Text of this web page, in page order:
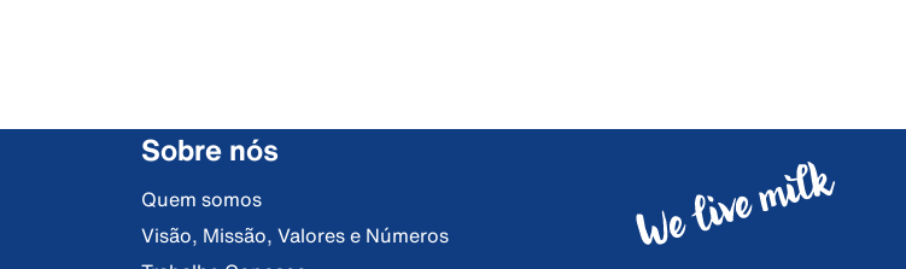
Sobre nós
Quem somos
Visão, Missão, Valores e Números